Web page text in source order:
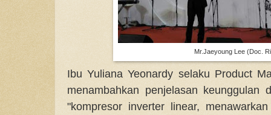
Mr.Jaeyoung Lee (Doc.
Ibu Yuliana Yeonardy selaku Product
menambahkan penjelasan
"kompresor inverter linear,